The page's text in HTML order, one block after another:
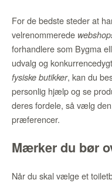
For de bedste steder at
velrenommerede
forhandlere som Bygma
udvalg og
fysiske butikker, kan du
personlig hjælp og se
deres fordele, så vælg
præferencer.
Mærker du bør
Når du skal vælge et